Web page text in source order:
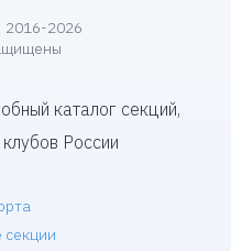
2016-2026
каталог секций,
России